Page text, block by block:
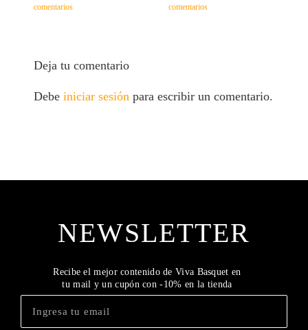
comentarios
comentarios
Deja tu comentario
Debeiniciar sesiónpara escribir un comentario.
NEWSLETTER
Recibe el mejor contenido de Viva Basquet en
tu mail y un cupón con -10% en la tienda